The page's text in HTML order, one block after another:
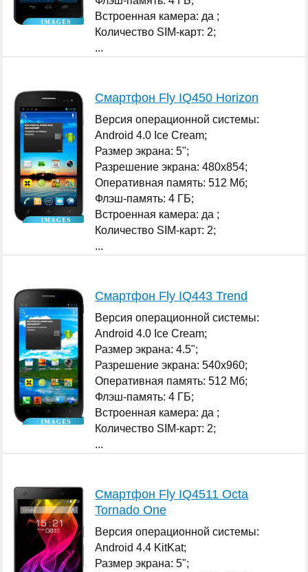
Встроенная камера: да ;
Количество SIM-карт: 2;
...
Смартфон Fly IQ450 Horizon
Версия операционной системы:
Android 4.0 Ice Cream;
Размер экрана: 5";
Разрешение экрана: 480x854;
Оперативная память: 512 Мб;
Флэш-память: 4 ГБ;
Встроенная камера: да ;
Количество SIM-карт: 2;
...
Смартфон Fly IQ443 Trend
Версия операционной системы:
Android 4.0 Ice Cream;
Размер экрана: 4.5";
Разрешение экрана: 540x960;
Оперативная память: 512 Мб;
Флэш-память: 4 ГБ;
Встроенная камера: да ;
Количество SIM-карт: 2;
...
Смартфон Fly IQ4511 Octa
Tornado One
Версия операционной системы:
Android 4.4 KitKat;
Размер экрана: 5";